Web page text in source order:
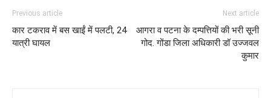
Previous article
कार टकराव में बस खाईं में पलटी, 24
यात्री घायल
Next article
आगरा व पटना के दम्पत्तियों की भरी सूनी
गोद. गोंडा जिला अधिकारी डॉ उज्जवल
कुमार